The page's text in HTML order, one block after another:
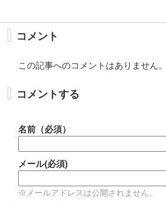
コメント
この記事へのコメントはありません。
コメントする
名前（必須）
メール(必須)
※メールアドレスは公開されません。